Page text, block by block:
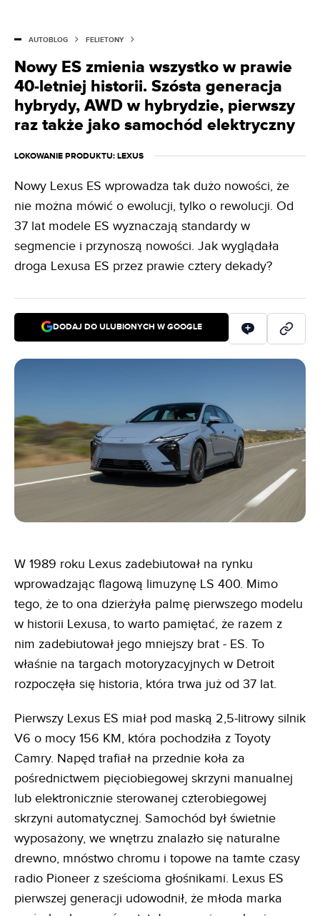
AUTOBLOG FELIETONY
Nowy ES zmienia wszystko w prawie
40-letniej historii. Szósta generacja
hybrydy, AWD w hybrydzie, pierwszy
raz także jako samochód elektryczny
LOKOWANIE PRODUKTU: LEXUS
Nowy Lexus ES wprowadza tak dużo nowości, że
nie można mówić o ewolucji, tylko o rewolucji. Od
37 lat modele ES wyznaczają standardy w
segmencie i przynoszą nowości. Jak wyglądała
droga Lexusa ES przez prawie cztery dekady?
DODAJ DO ULUBIONYCH W GOOGLE
W 1989 roku Lexus zadebiutował na rynku
wprowadzając flagową limuzynę LS 400. Mimo
tego, że to ona dzierżyła palmę pierwszego modelu
w historii Lexusa, to warto pamiętać, że razem z
nim zadebiutował jego mniejszy brat - ES. To
właśnie na targach motoryzacyjnych w Detroit
rozpoczęła się historia, która trwa już od 37 lat.
Pierwszy Lexus ES miał pod maską 2,5-litrowy silnik
V6 o mocy 156 KM, która pochodziła z Toyoty
Camry. Napęd trafiał na przednie koła za
pośrednictwem pięciobiegowej skrzyni manualnej
lub elektronicznie sterowanej czterobiegowej
skrzyni automatycznej. Samochód był świetnie
wyposażony, we wnętrzu znalazło się naturalne
drewno, mnóstwo chromu i topowe na tamte czasy
radio Pioneer z sześcioma głośnikami. Lexus ES
pierwszej generacji udowodnił, że młoda marka